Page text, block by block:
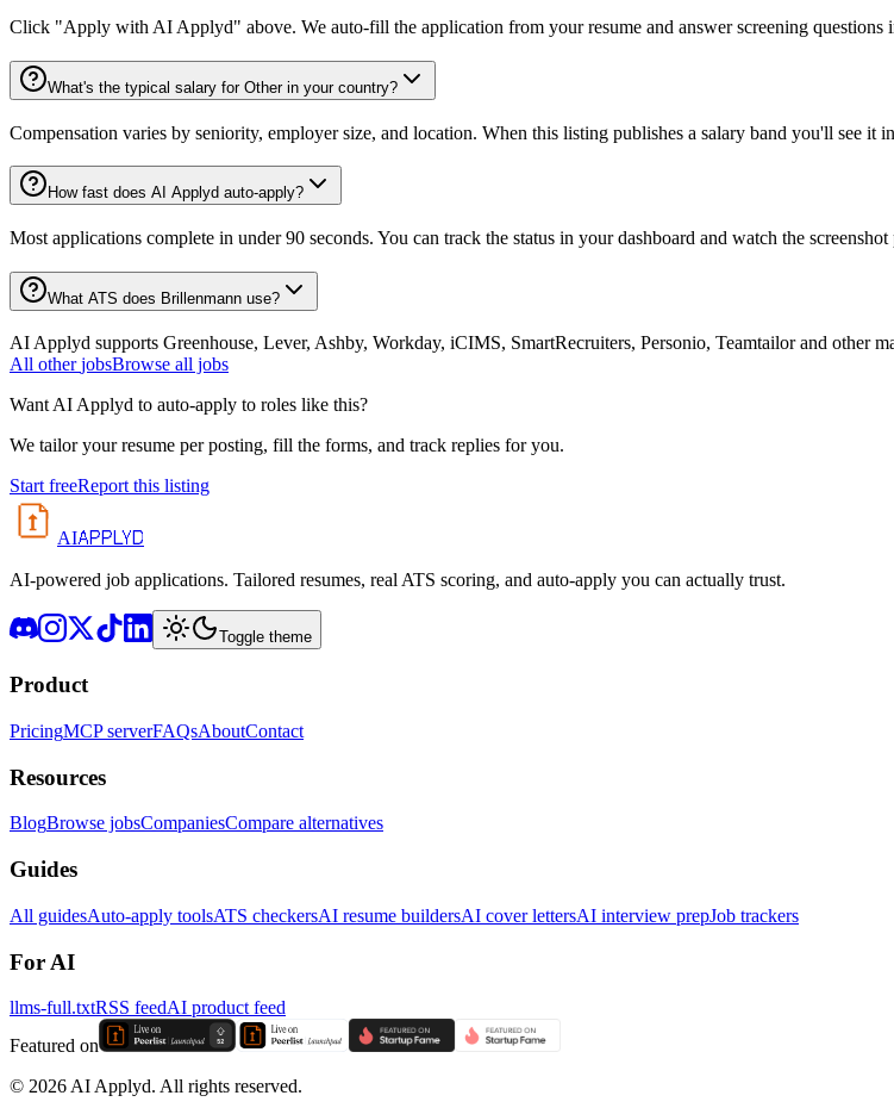
Click "Apply with AI Applyd" above. We auto-fill the application from your resume and answer screening questions
What's the typical salary for Other in your country?
Compensation varies by seniority, employer size, and location. When this listing publishes a salary band you'll see it
How fast does AI Applyd auto-apply?
Most applications complete in under 90 seconds. You can track the status in your dashboard and watch the
What ATS does Brillenmann use?
AI Applyd supports Greenhouse, Lever, Ashby, Workday, iCIMS, SmartRecruiters, Personio, Teamtailor and other
All other jobsBrowse all jobs
Want AI Applyd to auto-apply to roles like this?
We tailor your resume per posting, fill the forms, and track replies for you.
Start freeReport this listing
AIAPPLYD
AI-powered job applications. Tailored resumes, real ATS scoring, and auto-apply you can actually trust.
Toggle theme
Product
PricingMCP serverFAQsAboutContact
Resources
BlogBrowse jobsCompaniesCompare alternatives
Guides
All guidesAuto-apply toolsATS checkersAI resume buildersAI cover lettersAI interview prepJob trackers
For AI
llms-full.txtRSS feedAI product feed
Featured on
© 2026 AI Applyd. All rights reserved.